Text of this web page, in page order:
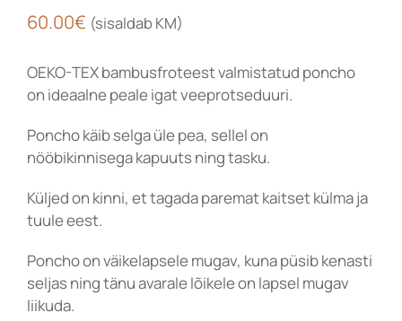
60.00€ (sisaldab KM)
OEKO-TEX bambusfroteest valmistatud poncho
on ideaalne peale igat veeprotseduuri.
Poncho käib selga üle pea, sellel on
nööbikinnisega kapuuts ning tasku.
Küljed on kinni, et tagada paremat kaitset külma ja
tuule eest.
Poncho on väikelapsele mugav, kuna püsib kenasti
seljas ning tänu avarale lõikele on lapsel mugav
liikuda.